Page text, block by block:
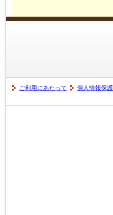
ご利用にあたって 個人情報保